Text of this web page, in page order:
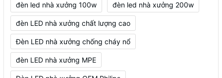
đèn led nhà xưởng 100w đèn led nhà xưởng 200w
đèn LED nhà xưởng chất lượng cao
Đèn LED nhà xưởng chống cháy nổ
đèn LED nhà xưởng MPE